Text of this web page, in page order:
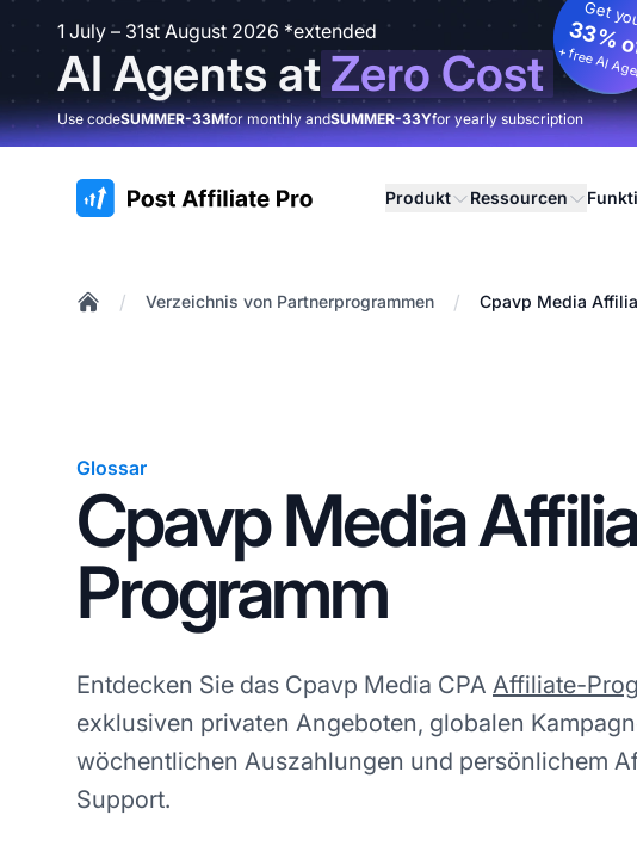
1 July – 31st August 2026 *extended
AI Agents atZero Cost
Get
33%
+ free AI
Use codeSUMMER-33Mfor monthly andSUMMER-33Yfor yearly subscription
:site.title Produkt Ressourcen
/ Verzeichnis von Partnerprogrammen / Cpavp Media
Glossar
Cpavp Media
Programm
Entdecken Sie das Cpavp Media CPA Affiliate-
exklusiven privaten Angeboten, globalen
wöchentlichen Auszahlungen und persönlichem
Support.